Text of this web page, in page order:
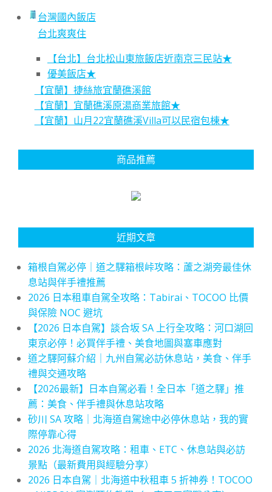
台灣國內飯店
台北爽爽住
【台北】台北松山東旅飯店近南京三民站★
優美飯店★
【宜蘭】捷絲旅宜蘭礁溪館
【宜蘭】宜蘭礁溪原湯商業旅館★
【宜蘭】山月22宜蘭礁溪Villa可以民宿包棟★
商品推薦
近期文章
箱根自駕必停｜道之驛箱根峠攻略：蘆之湖旁最佳休
息站與伴手禮推薦
2026 日本租車自駕全攻略：Tabirai、TOCOO 比價
與保險 NOC 避坑
【2026 日本自駕】談合坂 SA 上行全攻略：河口湖回
東京必停！必買伴手禮、美食地圖與塞車應對
道之驛阿蘇介紹｜九州自駕必訪休息站，美食、伴手
禮與交通攻略
【2026最新】日本自駕必看！全日本「道之驛」推
薦：美食、伴手禮與休息站攻略
砂川 SA 攻略｜北海道自駕途中必停休息站，我的實
際停靠心得
2026 北海道自駕攻略：租車、ETC、休息站與必訪
景點（最新費用與經驗分享）
2026 日本自駕｜北海道中秋租車 5 折神券！TOCOO